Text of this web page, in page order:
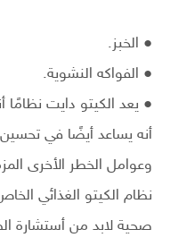
● الخبز.
● الفواكه النشوية.
● يعد الكيتو دايت نظامًا
أنه يساعد أيضًا في
وعوامل الخطر الأخرى
نظام الكيتو الغذائي
صحية لابد من أستشارة